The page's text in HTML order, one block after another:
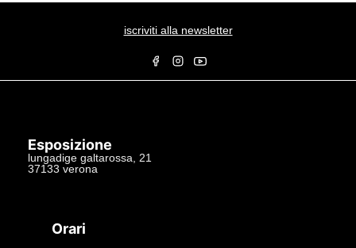
iscriviti alla newsletter
Esposizione
lungadige galtarossa, 21
37133 verona
Orari